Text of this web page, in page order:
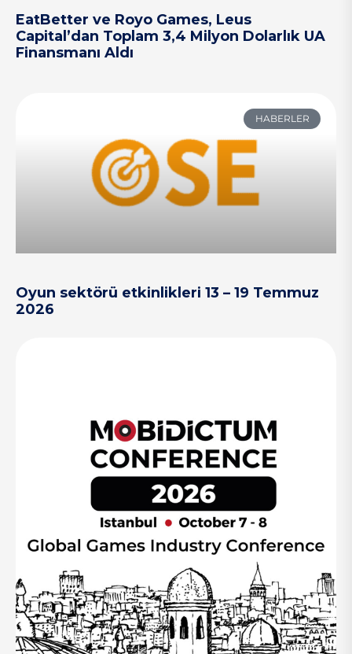
EatBetter ve Royo Games, Leus
Capital’dan Toplam 3,4 Milyon Dolarlık UA
Finansmanı Aldı
HABERLER
Oyun sektörü etkinlikleri 13 – 19 Temmuz
2026